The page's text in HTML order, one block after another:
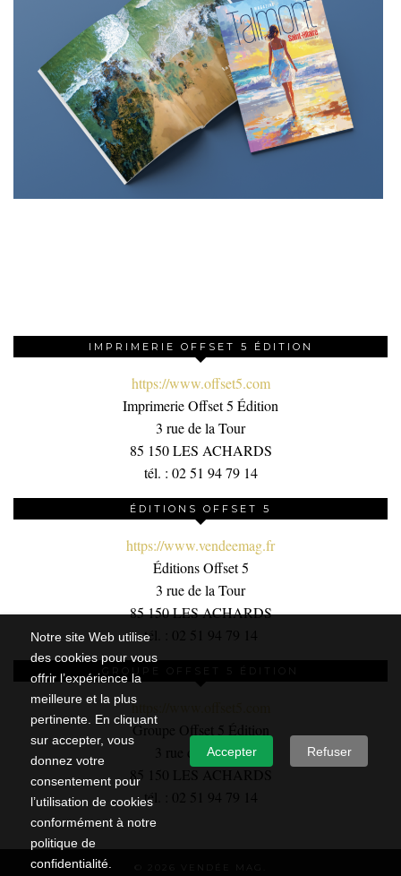
Notre site Web utilise
des cookies pour vous
offrir l’expérience la
meilleure et la plus
pertinente. En cliquant
sur accepter, vous
donnez votre
consentement pour
l’utilisation de cookies
conformément à notre
politique de
confidentialité.
Accepter Refuser
IMPRIMERIE OFFSET 5 ÉDITION
https://www.offset5.com
Imprimerie Offset 5 Édition
3 rue de la Tour
85 150 LES ACHARDS
tél. : 02 51 94 79 14
ÉDITIONS OFFSET 5
https://www.vendeemag.fr
Éditions Offset 5
3 rue de la Tour
85 150 LES ACHARDS
tél. : 02 51 94 79 14
GROUPE OFFSET 5 ÉDITION
https://www.offset5.com
Groupe Offset 5 Édition
3 rue de la Tour,
85 150 LES ACHARDS
tél. : 02 51 94 79 14